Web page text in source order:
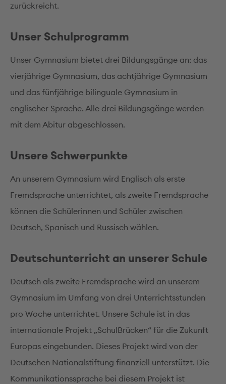
zurückreicht.
Unser Schulprogramm
Unser Gymnasium bietet drei Bildungsgänge an: das
vierjährige Gymnasium, das achtjährige Gymnasium
und das fünfjährige bilinguale Gymnasium in
englischer Sprache. Alle drei Bildungsgänge werden
mit dem Abitur abgeschlossen.
Unsere Schwerpunkte
An unserem Gymnasium wird Englisch als erste
Fremdsprache unterrichtet, als zweite Fremdsprache
können die Schülerinnen und Schüler zwischen
Deutsch, Spanisch und Russisch wählen.
Deutschunterricht an unserer Schule
Deutsch als zweite Fremdsprache wird an unserem
Gymnasium im Umfang von drei Unterrichtsstunden
pro Woche unterrichtet. Unsere Schule ist in das
internationale Projekt „SchulBrücken“ für die Zukunft
Europas eingebunden. Dieses Projekt wird von der
Deutschen Nationalstiftung finanziell unterstützt. Die
Kommunikationssprache bei diesem Projekt ist